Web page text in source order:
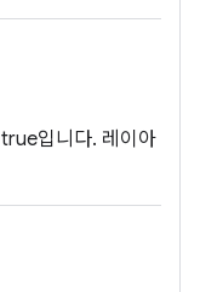
입니다. 레이아